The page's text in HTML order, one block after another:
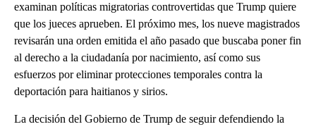
examinan políticas migratorias controvertidas que Trump quiere
que los jueces aprueben. El próximo mes, los nueve magistrados
revisarán una orden emitida el año pasado que buscaba poner fin
al derecho a la ciudadanía por nacimiento, así como sus
esfuerzos por eliminar protecciones temporales contra la
deportación para haitianos y sirios.
La decisión del Gobierno de Trump de seguir defendiendo la